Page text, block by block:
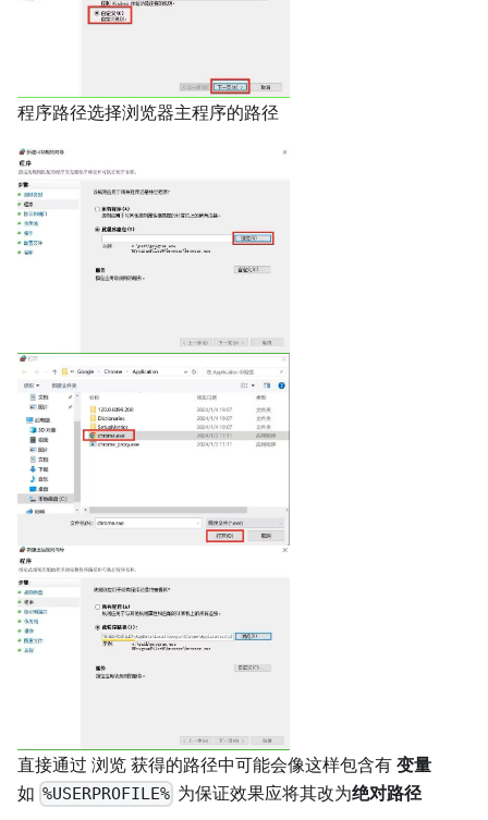
程序路径选择浏览器主程序的路径
直接通过 浏览 获得的路径中可能会像这样包含有变量
如 %USERPROFILE% 为保证效果应将其改为绝对路径